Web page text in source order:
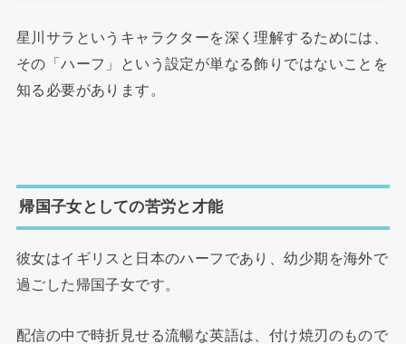
星川サラというキャラクターを深く理解するためには、
その「ハーフ」という設定が単なる飾りではないことを
知る必要があります。
帰国子女としての苦労と才能
彼女はイギリスと日本のハーフであり、幼少期を海外で
過ごした帰国子女です。
配信の中で時折見せる流暢な英語は、付け焼刃のもので